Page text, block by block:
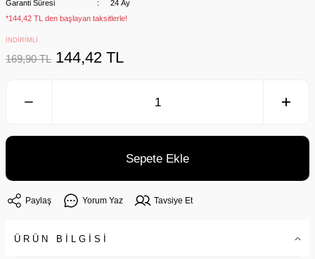
Garanti Süresi
24 Ay
*144,42 TL den başlayan taksitlerle!
İNDİRİMLİ
169,90 TL 144,42 TL
Sepete Ekle
Paylaş Yorum Yaz Tavsiye Et
ÜRÜN BİLGİSİ